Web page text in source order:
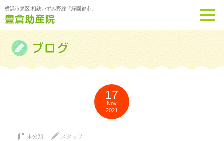
横浜市泉区 相鉄いずみ野線「緑園都市」
17
Nov
2021
未分類 スタッフ